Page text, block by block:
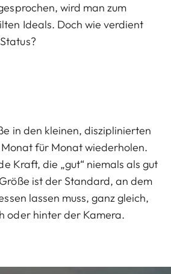
wird man zum
Ideals. Doch wie verdient
in den kleinen, disziplinierten
für Monat wiederholen.
Kraft, die „gut“ niemals als gut
ist der Standard, an dem
lassen muss, ganz gleich,
oder hinter der Kamera.